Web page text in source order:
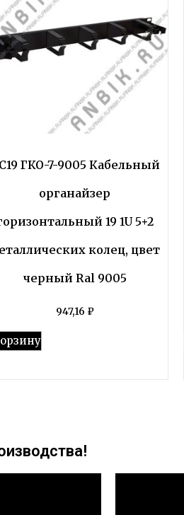
ГКО-7-9005 Кабельный
органайзер
19 1U 5+2
колец, цвет
черный Ral 9005
947,16 ₽